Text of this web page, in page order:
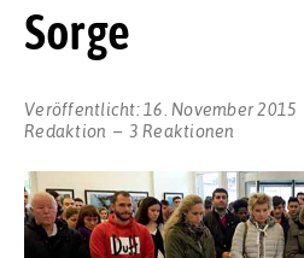
Sorge
Veröffentlicht: 16. November 2015
Redaktion
3 Reaktionen